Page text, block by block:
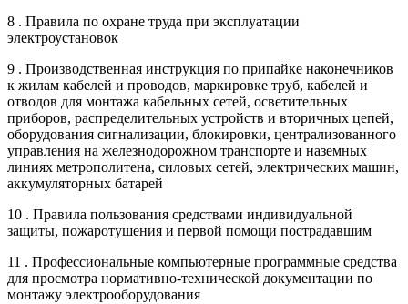
8 . Правила по охране труда при эксплуатации
электроустановок
9 . Производственная инструкция по припайке наконечников
к жилам кабелей и проводов, маркировке труб, кабелей и
отводов для монтажа кабельных сетей, осветительных
приборов, распределительных устройств и вторичных цепей,
оборудования сигнализации, блокировки, централизованного
управления на железнодорожном транспорте и наземных
линиях метрополитена, силовых сетей, электрических машин,
аккумуляторных батарей
10 . Правила пользования средствами индивидуальной
защиты, пожаротушения и первой помощи пострадавшим
11 . Профессиональные компьютерные программные средства
для просмотра нормативно-технической документации по
монтажу электрооборудования